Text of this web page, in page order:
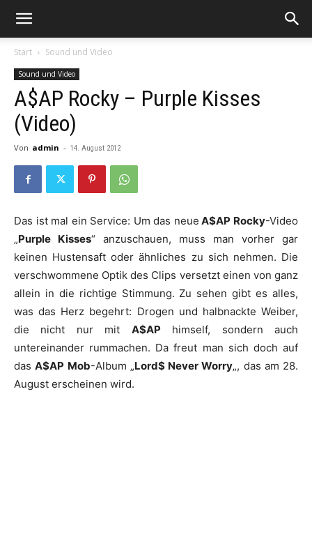
Start Sound und Video
Sound und Video
A$AP Rocky – Purple Kisses
(Video)
Von admin - 14. August 2012
Das ist mal ein Service: Um das neue A$AP Rocky-Video
„Purple Kisses“ anzuschauen, muss man vorher gar
keinen Hustensaft oder ähnliches zu sich nehmen. Die
verschwommene Optik des Clips versetzt einen von ganz
allein in die richtige Stimmung. Zu sehen gibt es alles,
was das Herz begehrt: Drogen und halbnackte Weiber,
die nicht nur mit A$AP himself, sondern auch
untereinander rummachen. Da freut man sich doch auf
dasA$AP Mob-Album „Lord$ Never Worry„, das am 28.
August erscheinen wird.